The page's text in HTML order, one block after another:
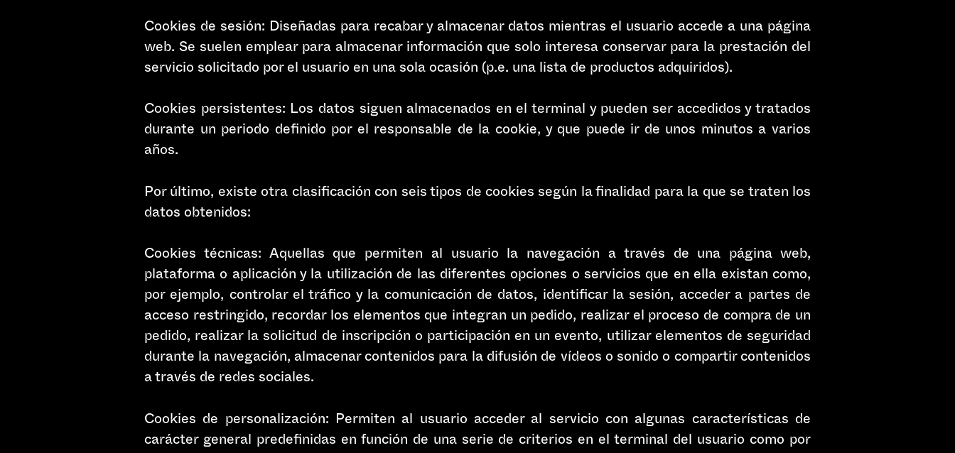
Cookies de sesión: Diseñadas para recabar y almacenar datos mientras el usuario accede a una página
web. Se suelen emplear para almacenar información que solo interesa conservar para la prestación del
servicio solicitado por el usuario en una sola ocasión (p.e. una lista de productos adquiridos).
Cookies persistentes: Los datos siguen almacenados en el terminal y pueden ser accedidos y tratados
durante un periodo definido por el responsable de la cookie, y que puede ir de unos minutos a varios
años.
Por último, existe otra clasificación con seis tipos de cookies según la finalidad para la que se traten los
datos obtenidos:
Cookies técnicas: Aquellas que permiten al usuario la navegación a través de una página web,
plataforma o aplicación y la utilización de las diferentes opciones o servicios que en ella existan como,
por ejemplo, controlar el tráfico y la comunicación de datos, identificar la sesión, acceder a partes de
acceso restringido, recordar los elementos que integran un pedido, realizar el proceso de compra de un
pedido, realizar la solicitud de inscripción o participación en un evento, utilizar elementos de seguridad
durante la navegación, almacenar contenidos para la difusión de vídeos o sonido o compartir contenidos
a través de redes sociales.
Cookies de personalización: Permiten al usuario acceder al servicio con algunas características de
carácter general predefinidas en función de una serie de criterios en el terminal del usuario como por